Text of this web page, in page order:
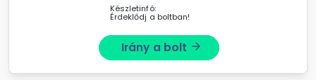
Készletinfó:
Érdeklődj a boltban!
Irány a bolt arrow_forward